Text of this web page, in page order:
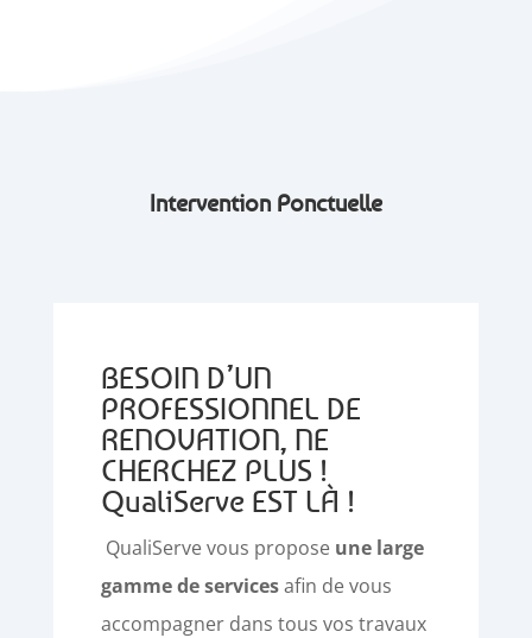
Intervention Ponctuelle
BESOIN D’UN
PROFESSIONNEL DE
RENOVATION, NE
CHERCHEZ PLUS !
QualiServe EST LÀ !
QualiServe vous propose une large
gamme de servicesafin de vous
accompagner dans tous vos travaux